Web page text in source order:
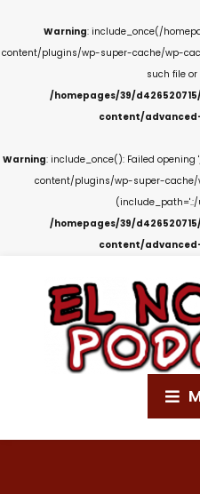
Warning: include_once(/
content/plugins/wp-super-cache/wp-
such file
/homepages/39/
content/
Warning: include_once(): Failed
content/plugins/wp-super-cache/
/homepages/39/
content/